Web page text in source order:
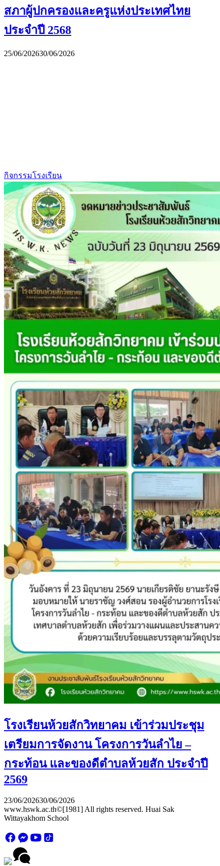
สภาผู้ปกครองและครูแห่งประเทศไทย
ประจำปี 2568
25/06/202630/06/2026
กิจกรรมโรงเรียน
โรงเรียนห้วยสักวิทยาคม เข้าร่วมประชุม
เตรียมการจัดงาน โครงการวันลำไย –
กระท้อน และของดีตำบลห้วยสัก ประจำปี
2569
23/06/202630/06/2026
www.hswk.ac.th©[1981] All rights reserved. Huai Sak
Wittayakhom School